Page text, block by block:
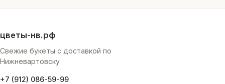
цветы-нв.рф
Свежие букеты с доставкой по
Нижневартовску
+7 (912) 086-59-99